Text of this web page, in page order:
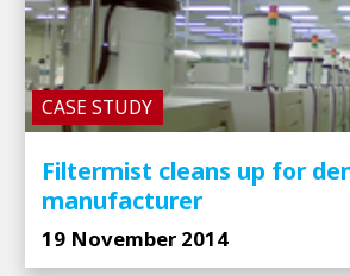
CASE STUDY
Filtermist cleans up for
manufacturer
19 November 2014